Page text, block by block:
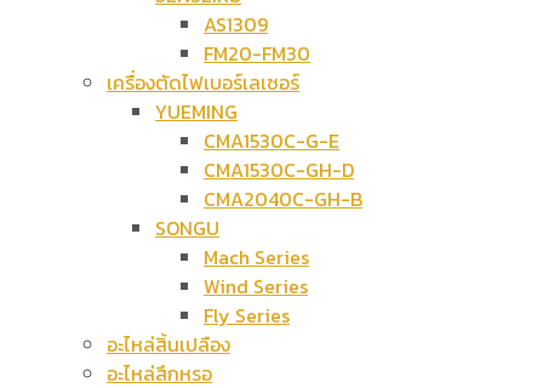
AS1309
FM20-FM30
เครื่องตัดไฟเบอร์เลเซอร์
YUEMING
CMA1530C-G-E
CMA1530C-GH-D
CMA2040C-GH-B
SONGU
Mach Series
Wind Series
Fly Series
อะไหล่สิ้นเปลือง
อะไหล่สึกหรอ